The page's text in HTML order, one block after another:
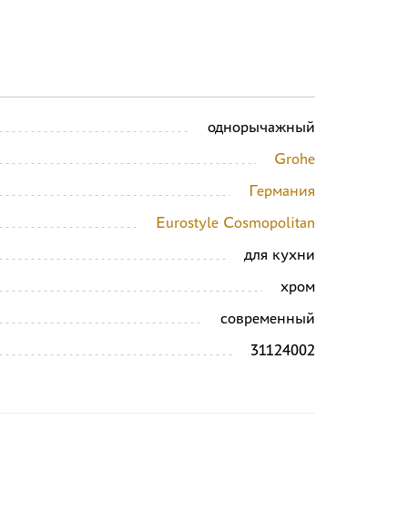
однорычажный
Grohe
Германия
Eurostyle Cosmopolitan
для кухни
хром
современный
31124002